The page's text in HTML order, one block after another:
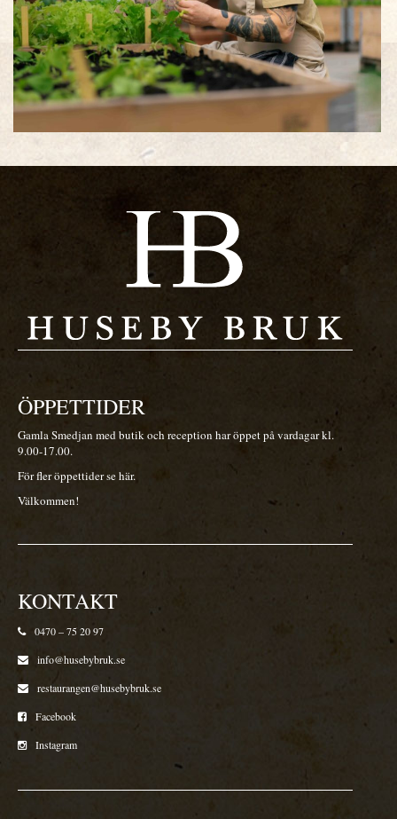
ÖPPETTIDER
Gamla Smedjan med butik och reception har öppet på vardagar kl.
9.00-17.00.
För fler öppettider sehär.
Välkommen!
KONTAKT
0470 – 75 20 97
info@husebybruk.se
restaurangen@husebybruk.se
Facebook
Instagram